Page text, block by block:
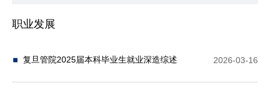
职业发展
复旦管院2025届本科毕业生就业深造综述 2026-03-16